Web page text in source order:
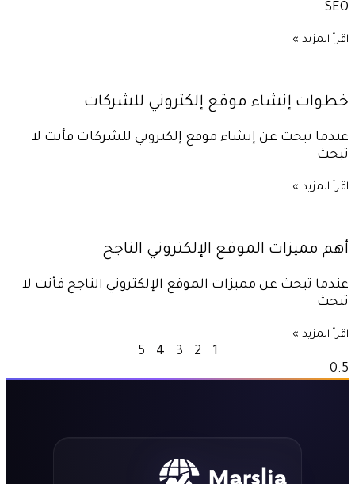
SEO
اقرأ المزيد »
خطوات إنشاء موقع إلكتروني للشركات
عندما تبحث عن إنشاء موقع إلكتروني للشركات فأنت لا
تبحث
اقرأ المزيد »
أهم مميزات الموقع الإلكتروني الناجح
عندما تبحث عن مميزات الموقع الإلكتروني الناجح فأنت لا
تبحث
اقرأ المزيد »
1
2
3
4
5